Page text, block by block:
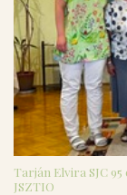
Tarján Elvira SJC
JSZTIO